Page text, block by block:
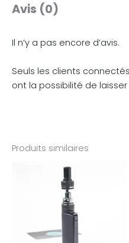
Avis (0)
Il n’y a pas encore d’avis.
Seuls les clients
ont la possibilité de laisser
Produits similaires